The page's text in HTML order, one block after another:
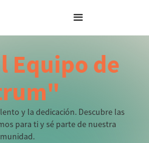
Equipo de
y la dedicación. Descubre las
para ti y sé parte de nuestra